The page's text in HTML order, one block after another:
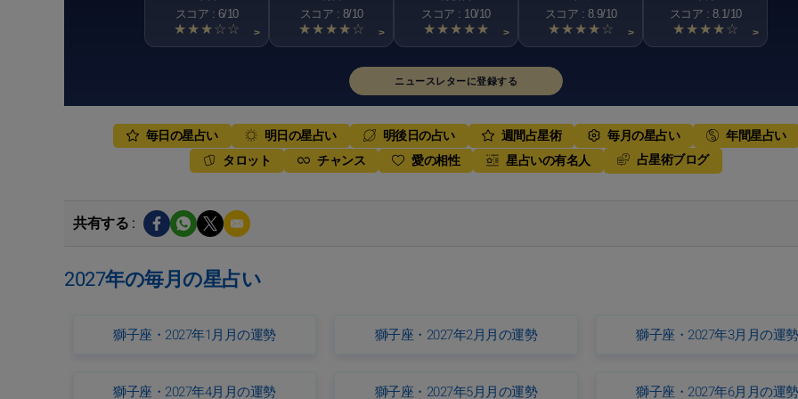
スコア : 6/10
★★★☆☆ >
スコア : 8/10
★★★★☆ >
スコア : 10/10
★★★★★ >
スコア : 8.9/10
★★★★☆ >
スコア : 8.1/10
★★★★☆ >
ニュースレターに登録する
毎日の星占い 明日の星占い 明後日の占い 週間占星術 毎月の星占い
年間星占い
タロット
チャンス 愛の相性 星占いの有名人 占星術ブログ
共有する :
2027年の毎月の星占い
獅子座・2027年1月月の運勢 獅子座・2027年2月月の運勢 獅子座・2027年3月月の運勢
獅子座・2027年4月月の運勢 獅子座・2027年5月月の運勢 獅子座・2027年6月月の運勢